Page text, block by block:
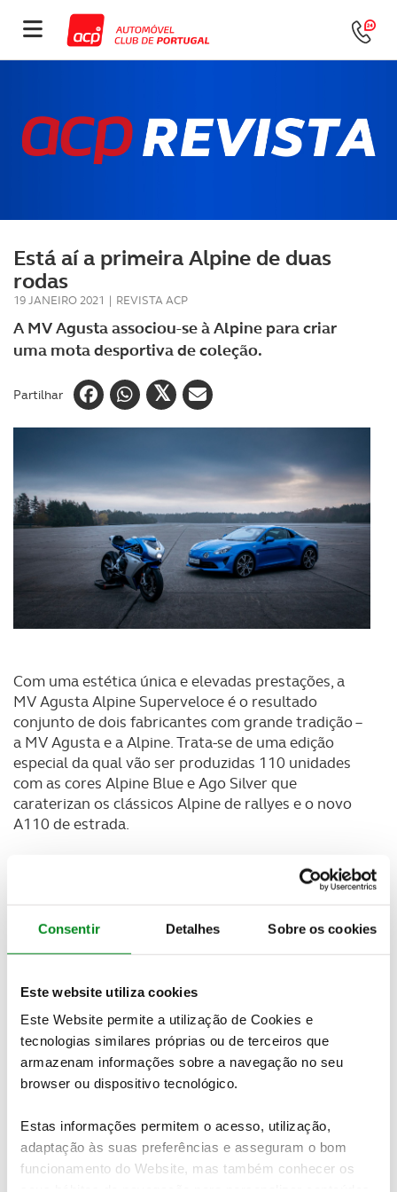
Consentir Detalhes Sobre os cookies
Este website utiliza cookies
Este Website permite a utilização de Cookies e
tecnologias similares próprias ou de terceiros que
armazenam informações sobre a navegação no seu
browser ou dispositivo tecnológico.
Estas informações permitem o acesso, utilização,
adaptação às suas preferências e asseguram o bom
funcionamento do Website, mas também conhecer os
Está aí a primeira Alpine de duas
rodas
19 JANEIRO 2021 | REVISTA ACP
A MV Agusta associou-se à Alpine para criar
uma mota desportiva de coleção.
Partilhar
Com uma estética única e elevadas prestações, a
MV Agusta Alpine Superveloce é o resultado
conjunto de dois fabricantes com grande tradição –
a MV Agusta e a Alpine. Trata-se de uma edição
especial da qual vão ser produzidas 110 unidades
com as cores Alpine Blue e Ago Silver que
caraterizan os clássicos Alpine de rallyes e o novo
A110 de estrada.
de linhas neo-retro equipa um motor de três
cilindros com 798 cc de cilindrada cc e 147 cv de
potência. Pesa 173 kg e é capaz de alcançar 240